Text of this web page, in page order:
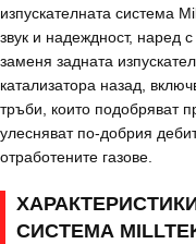
изпускателната система
звук и надеждност, наред
заменя задната
катализатора назад,
тръби, които подобряват
улесняват по-добрия
отработените газове.
СИСТЕМА